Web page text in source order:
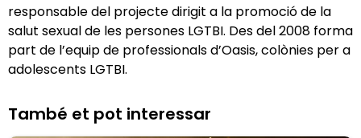
responsable del projecte dirigit a la promoció de la
salut sexual de les persones LGTBI. Des del 2008 forma
part de l’equip de professionals d’Oasis, colònies per a
adolescents LGTBI.
També et pot interessar